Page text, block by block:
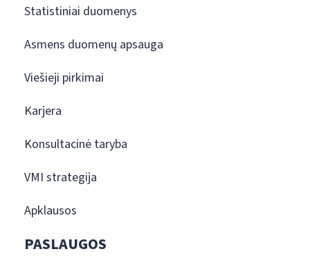
Statistiniai duomenys
Asmens duomenų apsauga
Viešieji pirkimai
Karjera
Konsultacinė taryba
VMI strategija
Apklausos
PASLAUGOS